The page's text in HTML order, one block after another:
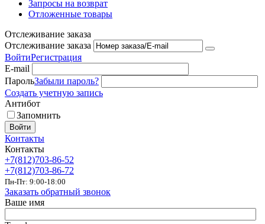
Запросы на возврат
Отложенные товары
Отслеживание заказа
Отслеживание заказа
ВойтиРегистрация
E-mail
ПарольЗабыли пароль?
Создать учетную запись
Антибот
Запомнить
Войти
Контакты
Контакты
+7(812)703-86-52
+7(812)703-86-72
Пн-Пт: 9:00-18:00
Заказать обратный звонок
Ваше имя